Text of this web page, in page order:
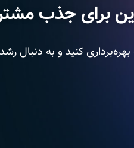
برای جذب
کنید و به دنبال